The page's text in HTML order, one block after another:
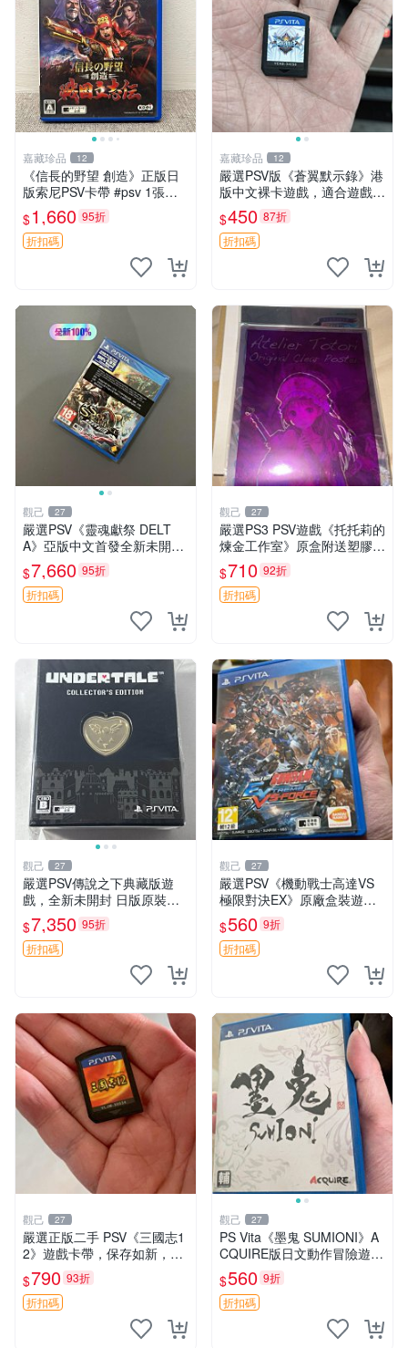
嘉藏珍品 12
《信長的野望 創造》正版日
版索尼PSV卡帶 #psv 1張，
同時購第二張起可減張， 成
色如圖，原相機拍攝，一卡一
拍，因相機，光線環境等因
$1,660 95折
折扣碼
嘉藏珍品 12
嚴選PSV版《蒼翼默示錄》港
版中文裸卡遊戲，適合遊戲收
藏 蒼翼默示錄 PSV 港版 獨玩
$450 87折
折扣碼
觀己 27
嚴選PSV《靈魂獻祭 DELT
A》亞版中文首發全新未開封
遊戲/software/game 新臺版
PS Vita 游戲
$7,660 95折
折扣碼
觀己 27
嚴選PS3 PSV遊戲《托托莉的
煉金工作室》原盒附送塑膠海
報，未開封收藏版 托托莉 爐
石 工作室
$710 92折
折扣碼
觀己 27
嚴選PSV傳說之下典藏版遊
戲，全新未開封 日版原裝現
貨供應 傳說之下 PSV 典藏版
日版 游戲
$7,350 95折
折扣碼
觀己 27
嚴選PSV《機動戰士高達VS
極限對決EX》原廠盒裝遊
戲， CONDITION近乎全新，
超值收藏推薦！ 高達 游戲 P
SV 盒裝
$560 9折
折扣碼
觀己 27
嚴選正版二手 PSV《三國志1
2》遊戲卡帶，保存如新，游
戲內容完美好如初，適合收藏
或即刻遊玩 三國志12 PSV 卡
帶 游戲 遊戲
$790 93折
折扣碼
觀己 27
PS Vita《墨鬼 SUMIONI》A
CQUIRE版日文動作冒險遊戲
支持觸控 國內發貨 同城享優
惠 中文日文對譯 好成色卡帶
盒 此機適合 PSV玩家
$560 9折
折扣碼